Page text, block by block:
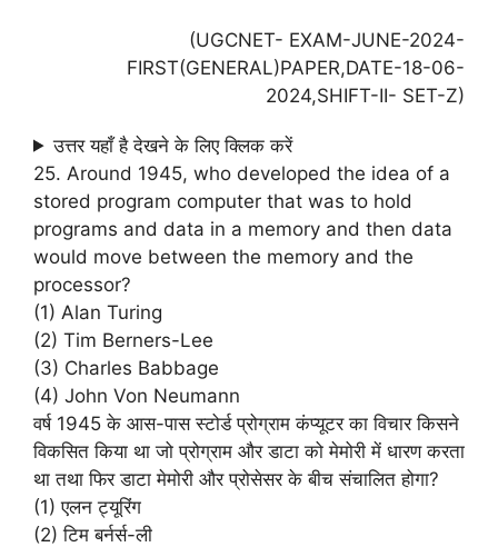
(UGCNET- EXAM-JUNE-2024-
FIRST(GENERAL)PAPER,DATE-18-06-
2024,SHIFT-II- SET-Z)
उत्तर यहाँ है देखने के लिए क्लिक करें
25. Around 1945, who developed the idea of a
stored program computer that was to hold
programs and data in a memory and then data
would move between the memory and the
processor?
(1) Alan Turing
(2) Tim Berners-Lee
(3) Charles Babbage
(4) John Von Neumann
वर्ष 1945 के आस-पास स्टोर्ड प्रोग्राम कंप्यूटर का विचार किसने
विकसित किया था जो प्रोग्राम और डाटा को मेमोरी में धारण करता
था तथा फिर डाटा मेमोरी और प्रोसेसर के बीच संचालित होगा?
(1) एलन ट्यूरिंग
(2) टिम बर्नर्स-ली